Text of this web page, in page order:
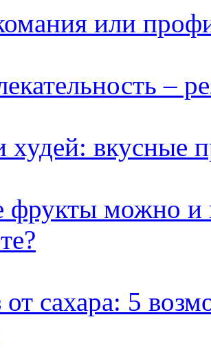
или
–
худей: вкусные
фрукты можно и
от сахара: 5